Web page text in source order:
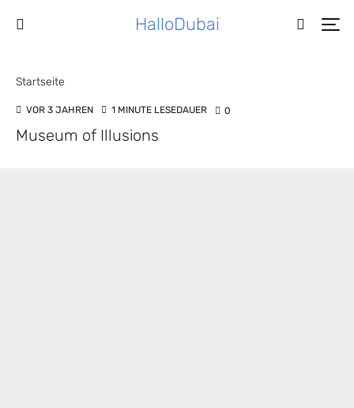
HalloDubai
Startseite
VOR 3 JAHREN 1 MINUTE LESEDAUER 0
Museum of Illusions